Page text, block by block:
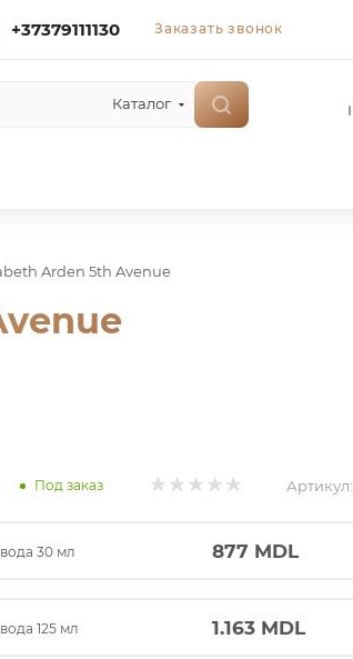
+37379111130 Заказать звонок
Каталог
Arden 5th Avenue
Под заказ Артикул:
30 мл 877 MDL
125 мл 1.163 MDL